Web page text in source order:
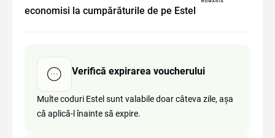
economisi la cumpărăturile de pe Estel
Verifică expirarea voucherului
Multe coduri Estel sunt valabile doar câteva zile, așa
că aplică-l înainte să expire.